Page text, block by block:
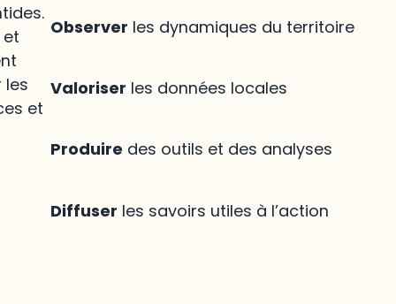
les
et
Observer les dynamiques du territoire
Valoriser les données locales
Produire des outils et des analyses
Diffuser les savoirs utiles à l’action